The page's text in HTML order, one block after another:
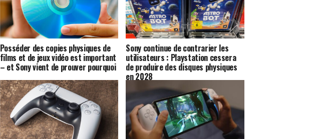
Posséder des copies physiques de
films et de jeux vidéo est important
– et Sony vient de prouver pourquoi
Sony continue de contrarier les
utilisateurs : Playstation cessera
de produire des disques physiques
en 2028